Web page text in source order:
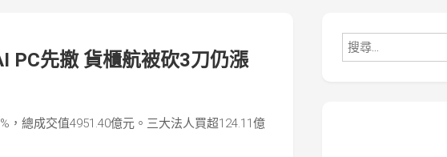
PC先撤 貨櫃航被砍3刀仍漲
，總成交值4951.40億元。三大法人買超124.11億